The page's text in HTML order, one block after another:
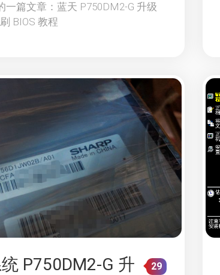
一篇文章：蓝天 P750DM2-G 升级
BIOS 教程
P750DM2-G 升
29